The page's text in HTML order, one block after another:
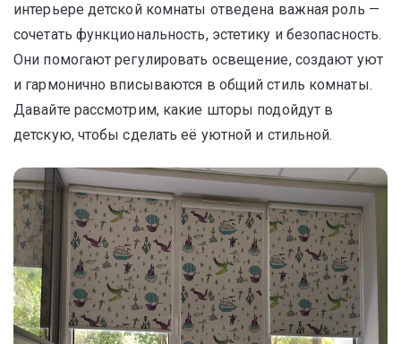
интерьере детской комнаты отведена важная роль —
сочетать функциональность, эстетику и безопасность.
Они помогают регулировать освещение, создают уют
и гармонично вписываются в общий стиль комнаты.
Давайте рассмотрим, какие шторы подойдут в
детскую, чтобы сделать её уютной и стильной.